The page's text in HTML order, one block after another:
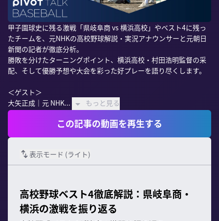
甲子園球史に残る激戦「県岐阜商 vs 横浜高校」やベスト4に残っ
たチームを、元NHKの高校野球解説・実況アナウンサーと元朝日
新聞の記者が徹底分析。
勝敗を分けたターニングポイント、横浜高校・村田浩明監督の采
配、そして優勝予想や大会を彩った好プレーを語り尽くします。
＜ゲスト＞
大矢正成｜元 NHK...
もっと見る
この記事の動画を再生する
表示モード (ライト)
高校野球ベスト4徹底解説：県岐阜商・
横浜の激戦を振り返る